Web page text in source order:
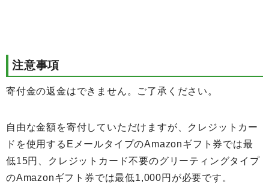
注意事項
寄付金の返金はできません。ご了承ください。
自由な金額を寄付していただけますが、クレジットカー
ドを使用するEメールタイプのAmazonギフト券では最
低15円、クレジットカード不要のグリーティングタイプ
のAmazonギフト券では最低1,000円が必要です。